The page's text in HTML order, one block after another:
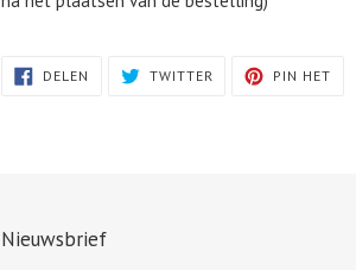
DELEN DELEN
TWITTER TWITTEREN
OP
PIN HET
Nieuwsbrief